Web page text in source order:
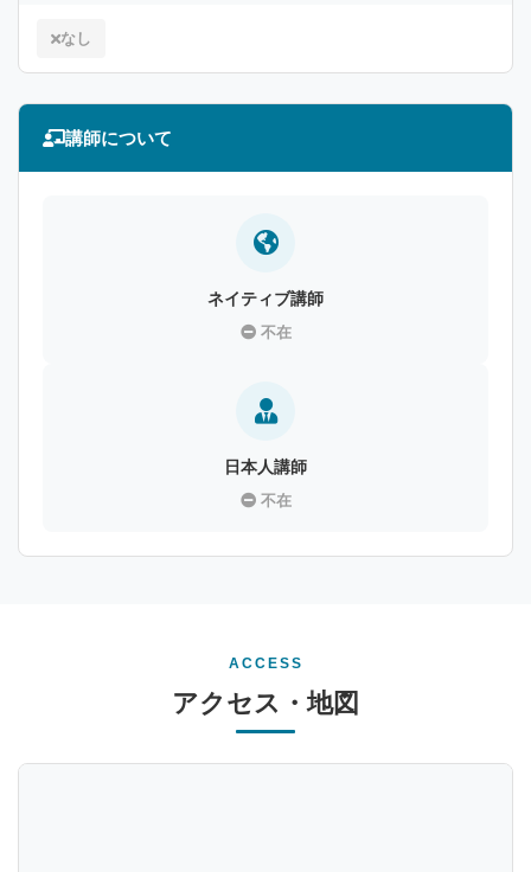
なし
講師について
ネイティブ講師
不在
日本人講師
不在
ACCESS
アクセス・地図